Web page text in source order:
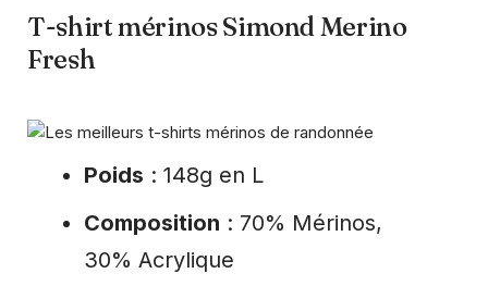
T-shirt mérinos Simond Merino
Fresh
Poids : 148g en L
Composition : 70% Mérinos,
30% Acrylique